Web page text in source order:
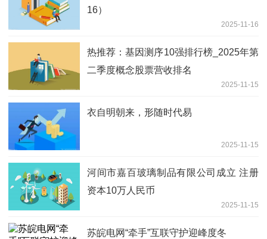
16）
2025-11-16
热推荐：基因测序10强排行榜_2025年第
二季度概念股票营收排名
2025-11-15
衣自明朝来，形随时代易
2025-11-15
河间市嘉百玻璃制品有限公司成立 注册
资本10万人民币
2025-11-15
苏皖电网“牵手”互联守护迎峰度冬